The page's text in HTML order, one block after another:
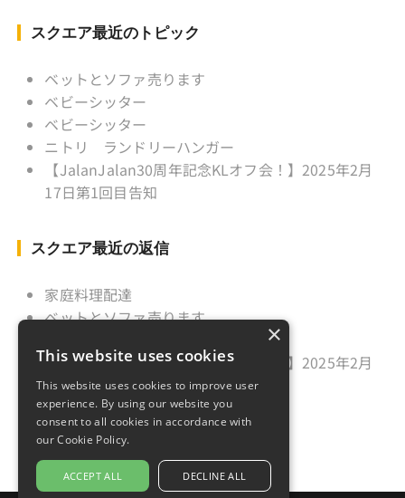
スクエア最近のトピック
ベットとソファ売ります
ベビーシッター
ベビーシッター
ニトリ ランドリーハンガー
【JalanJalan30周年記念KLオフ会！】2025年2月
17日第1回目告知
スクエア最近の返信
家庭料理配達
ベットとソファ売ります
【JalanJalan30周年記念KLオフ会！】2025年2月
17日第1回目告知
久しぶりのご挨拶
×
This website uses cookies
This website uses cookies to improve user
experience. By using our website you
consent to all cookies in accordance with
our Cookie Policy.
ACCEPT ALL DECLINE ALL